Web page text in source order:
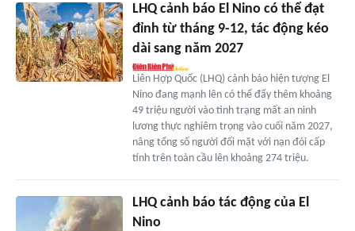
LHQ cảnh báo El Nino có thể đạt
đỉnh từ tháng 9-12, tác động kéo
dài sang năm 2027
Liên Hợp Quốc (LHQ) cảnh báo hiện tượng El
Nino đang mạnh lên có thể đẩy thêm khoảng
49 triệu người vào tình trạng mất an ninh
lương thực nghiêm trọng vào cuối năm 2027,
nâng tổng số người đối mặt với nạn đói cấp
tính trên toàn cầu lên khoảng 274 triệu.
LHQ cảnh báo tác động của El
Nino